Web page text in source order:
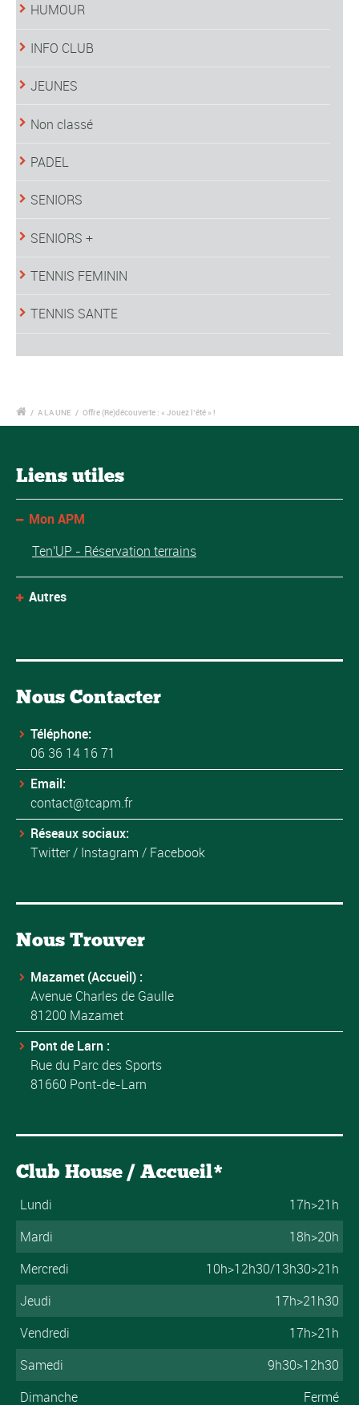
HUMOUR
INFO CLUB
JEUNES
Non classé
PADEL
SENIORS
SENIORS +
TENNIS FEMININ
TENNIS SANTE
/ A LA UNE / Offre (Re)découverte : « Jouez l’été » !
Liens utiles
Mon APM
Ten'UP - Réservation terrains
Autres
Nous Contacter
Téléphone:
06 36 14 16 71
Email:
contact@tcapm.fr
Réseaux sociaux:
Twitter/ Instagram / Facebook
Nous Trouver
Mazamet (Accueil) :
Avenue Charles de Gaulle
81200 Mazamet
Pont de Larn :
Rue du Parc des Sports
81660 Pont-de-Larn
Club House / Accueil*
Lundi
17h>21h
Mardi
18h>20h
Mercredi
10h>12h30/13h30>21h
Jeudi
17h>21h30
Vendredi
17h>21h
Samedi
9h30>12h30
Dimanche
Fermé